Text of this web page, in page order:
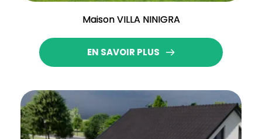
Maison VILLA NINIGRA
EN SAVOIR PLUS